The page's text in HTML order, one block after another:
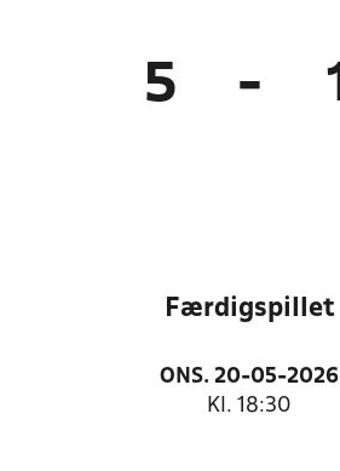
5 - 1
Færdigspillet
ONS. 20-05-2026
Kl. 18:30